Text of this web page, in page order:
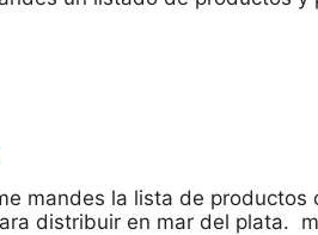
mandes la lista de productos
distribuir en mar del plata.